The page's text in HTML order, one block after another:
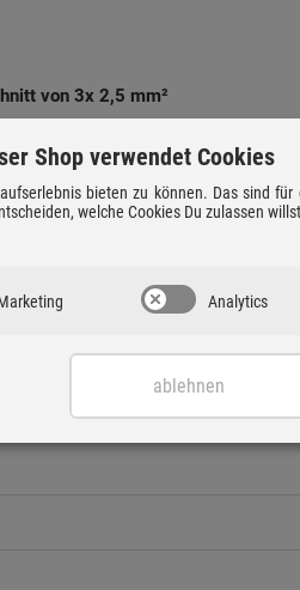
von 3x 2,5 mm²
eine saubere und störungsfrei
Shop verwendet Cookies
bieten zu können. Das sind
welche Cookies Du zulassen
Analytics
ablehnen